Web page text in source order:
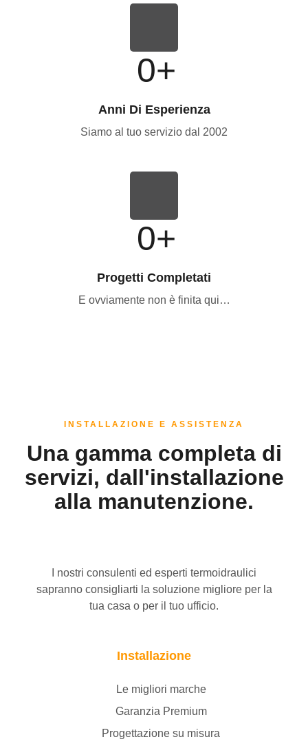
0+
Anni Di Esperienza
Siamo al tuo servizio dal 2002
0+
Progetti Completati
E ovviamente non è finita qui…
INSTALLAZIONE E ASSISTENZA
Una gamma completa di
servizi, dall'installazione
alla manutenzione.
I nostri consulenti ed esperti termoidraulici
sapranno consigliarti la soluzione migliore per la
tua casa o per il tuo ufficio.
Installazione
Le migliori marche
Garanzia Premium
Progettazione su misura